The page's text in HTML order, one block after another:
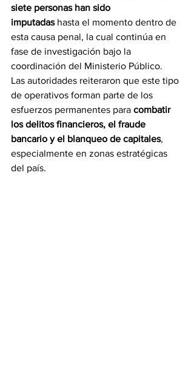
siete personas han sido
imputadas hasta el momento dentro de
esta causa penal, la cual continúa en
fase de investigación bajo la
coordinación del Ministerio Público.
Las autoridades reiteraron que este tipo
de operativos forman parte de los
esfuerzos permanentes para combatir
los delitos financieros, el fraude
bancario y el blanqueo de capitales,
especialmente en zonas estratégicas
del país.